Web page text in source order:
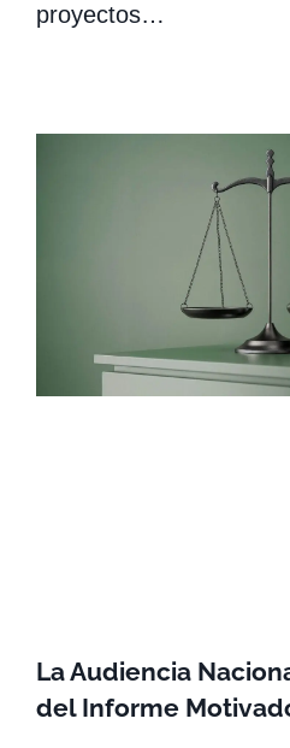
proyectos…
La Audiencia
del Informe